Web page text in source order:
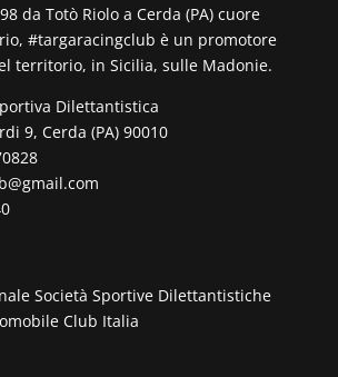
da Totò Riolo a Cerda (PA) cuore
#targaracingclub è un promotore
territorio, in Sicilia, sulle Madonie.
Dilettantistica
9, Cerda (PA) 90010
Società Sportive Dilettantistiche
Club Italia